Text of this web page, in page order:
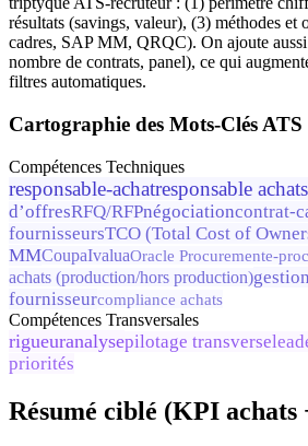
résultats (savings, valeur), (3) méthodes et
cadres, SAP MM, QRQC). On ajoute
nombre de contrats, panel), ce qui
filtres automatiques.
Cartographie des Mots-Clés ATS
Compétences Techniques
responsable-achatresponsable achats
d’offresRFQ/RFPnégociationcontrat-
fournisseursTCO (Total Cost of
MMCoupaIvaluaOracle Procuremente-
achats (production/hors production)
fournisseurcompliance achats
Compétences Transversales
rigueuranalysepilotage transverse
priorités
Résumé ciblé (KPI